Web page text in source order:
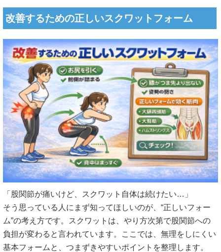
改善するための正しいスクワットフォーム
「股関節が痛いけど、スクワット自体は続けたい…」
そう思っている人にまず知ってほしいのが、“正しいフォー
ム”の考え方です。スクワットは、やり方次第で股関節への
負担が変わると言われています。ここでは、無理をしにくい
基本フォームと、つまずきやすいポイントを整理します。